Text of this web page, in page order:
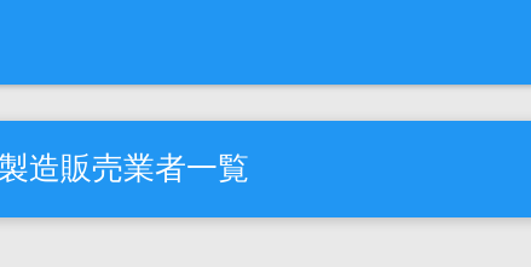
造販売業者一覧